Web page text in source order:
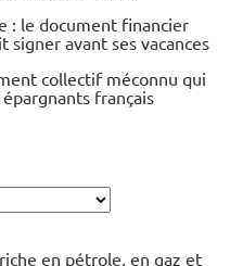
: le document financier
avant ses vacances
collectif méconnu qui
français
en pétrole, en gaz et